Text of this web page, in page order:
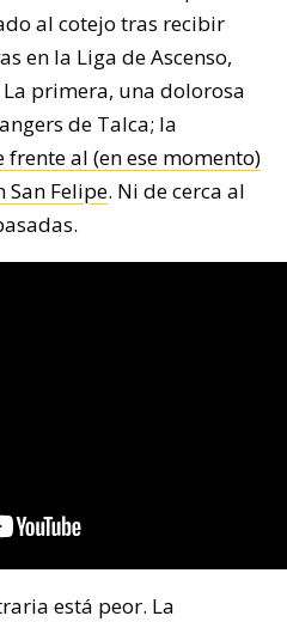
al cotejo tras recibir
en la Liga de Ascenso,
primera, una dolorosa
de Talca; la
al (en ese momento)
San Felipe. Ni de cerca al
está peor. La